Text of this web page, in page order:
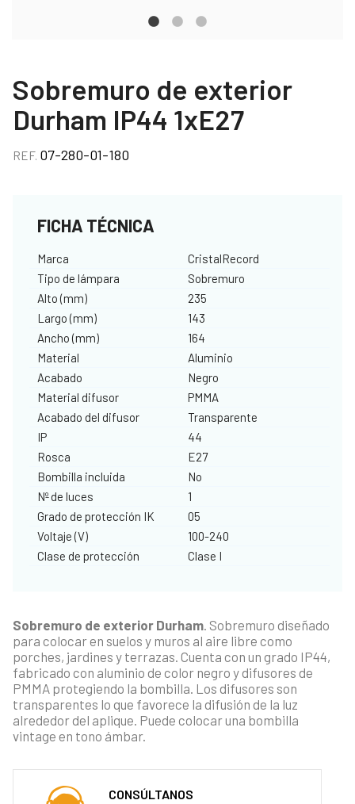
Sobremuro de exterior
Durham IP44 1xE27
REF. 07-280-01-180
FICHA TÉCNICA
Marca
CristalRecord
Tipo de lámpara
Sobremuro
Alto (mm)
235
Largo (mm)
143
Ancho (mm)
164
Material
Aluminio
Acabado
Negro
Material difusor
PMMA
Acabado del difusor
Transparente
IP
44
Rosca
E27
Bombilla incluida
No
Nº de luces
1
Grado de protección IK
05
Voltaje (V)
100-240
Clase de protección
Clase I
Sobremuro de exterior Durham . Sobremuro diseñado
para colocar en suelos y muros al aire libre como
porches, jardines y terrazas. Cuenta con un grado IP44,
fabricado con aluminio de color negro y difusores de
PMMA protegiendo la bombilla. Los difusores son
transparentes lo que favorece la difusión de la luz
alrededor del aplique. Puede colocar una bombilla
vintage en tono ámbar.
CONSÚLTANOS